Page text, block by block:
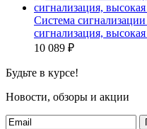
Система
сигнализация,
10 089 ₽
Будьте в курсе!
Новости, обзоры и акции